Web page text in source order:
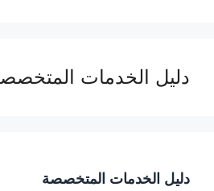
دليل الخدمات
دليل الخدمات المتخصصة